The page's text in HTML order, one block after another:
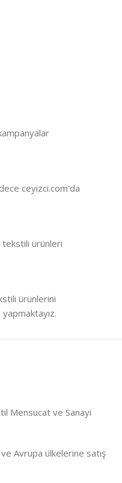
ceyizci.com'da
tekstili ürünleri
ürünlerini
Mensucat ve Sanayi
Avrupa ülkelerine satış